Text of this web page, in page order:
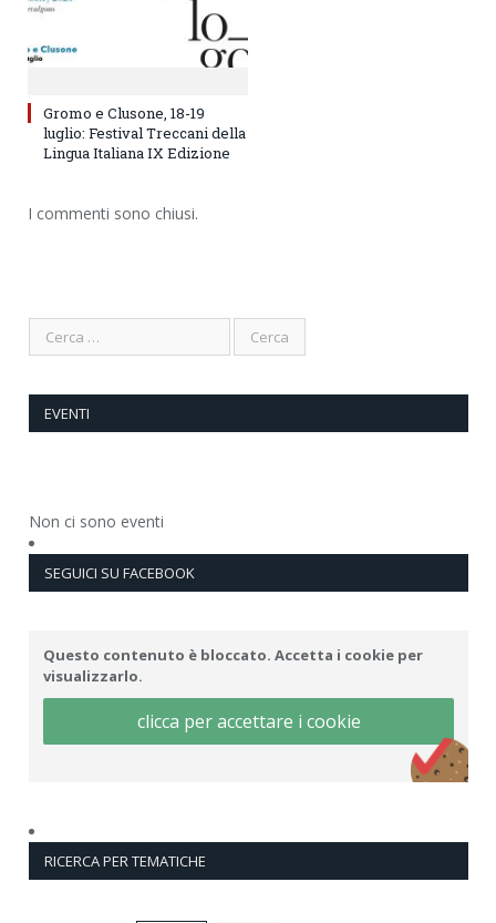
Gromo e Clusone, 18-19
luglio: Festival Treccani della
Lingua Italiana IX Edizione
I commenti sono chiusi.
EVENTI
Non ci sono eventi
SEGUICI SU FACEBOOK
Questo contenuto è bloccato. Accetta i cookie per
visualizzarlo.
clicca per accettare i cookie
RICERCA PER TEMATICHE